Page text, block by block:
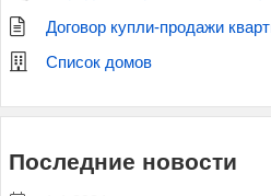
Договор купли-продажи
Список домов
Последние новости